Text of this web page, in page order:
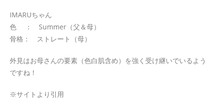
IMARUちゃん
色 ： Summer（父＆母）
骨格： ストレート（母）
外見はお母さんの要素（色白肌含め）を強く受け継いでいるよう
ですね！
※サイトより引用